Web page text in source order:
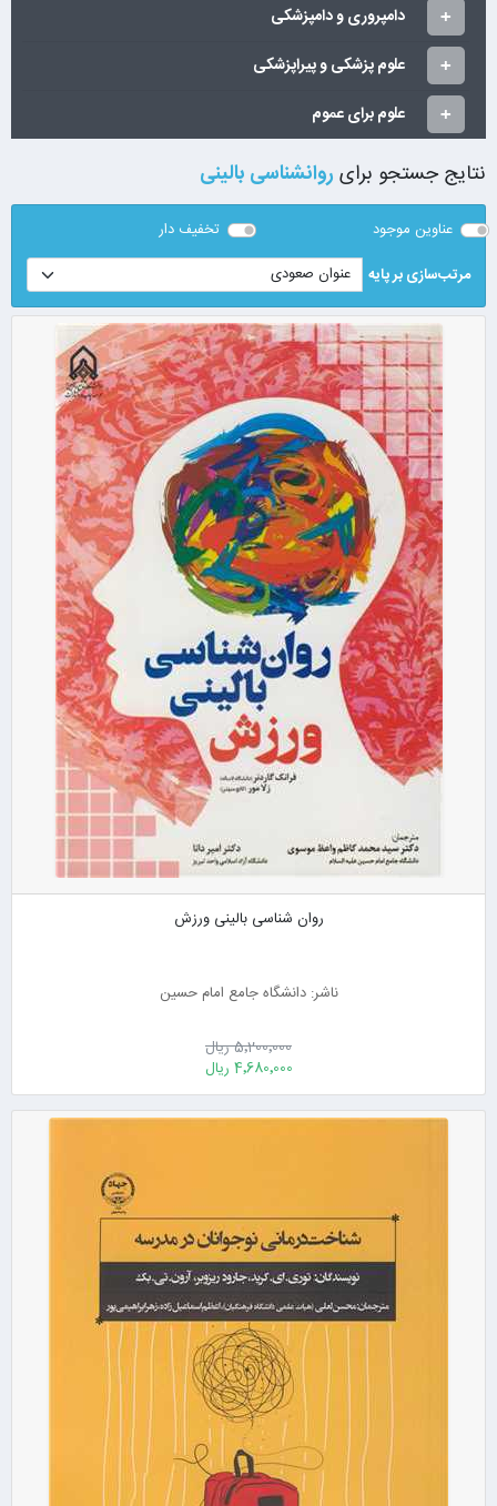
دامپروری و دامپزشکی
علوم پزشکی و پیراپزشکی
علوم برای عموم
نتایج جستجو برای روانشناسی بالینی
عناوین موجود
تخفیف دار
مرتب‌سازی بر پایه
روان شناسی بالینی ورزش
ناشر: دانشگاه جامع امام حسین
5٬200٬000 ریال
4٬680٬000 ریال